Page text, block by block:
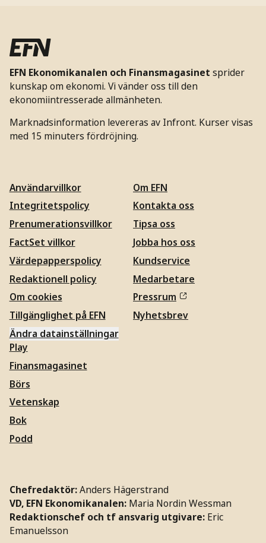
EFN Ekonomikanalen och Finansmagasinet sprider
kunskap om ekonomi. Vi vänder oss till den
ekonomiintresserade allmänheten.
Marknadsinformation levereras av Infront. Kurser visas
med 15 minuters fördröjning.
Användarvillkor
Integritetspolicy
Prenumerationsvillkor
FactSet villkor
Värdepapperspolicy
Redaktionell policy
Om cookies
Tillgänglighet på EFN
Ändra datainställningar
Om EFN
Kontakta oss
Tipsa oss
Jobba hos oss
Kundservice
Medarbetare
Pressrum
Nyhetsbrev
Play
Finansmagasinet
Börs
Vetenskap
Bok
Podd
Chefredaktör:Anders Hägerstrand
VD, EFN Ekonomikanalen: Maria Nordin Wessman
Redaktionschef och tf ansvarig utgivare: Eric
Emanuelsson